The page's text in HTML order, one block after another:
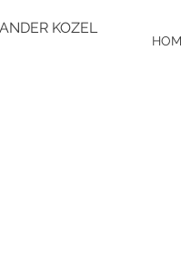
KOZEL